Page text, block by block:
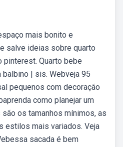
mais bonito e
salve ideias sobre quarto
pinterest. Quarto bebe
| sis. Webveja 95
pequenos com decoração
como planejar um
os tamanhos mínimos, as
estilos mais variados. Veja
sacada é bem